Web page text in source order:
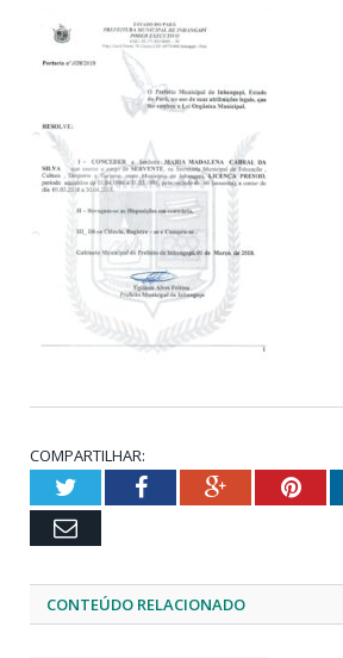
COMPARTILHAR:
TwitterFacebookGoogle+
Email
CONTEÚDO RELACIONADO